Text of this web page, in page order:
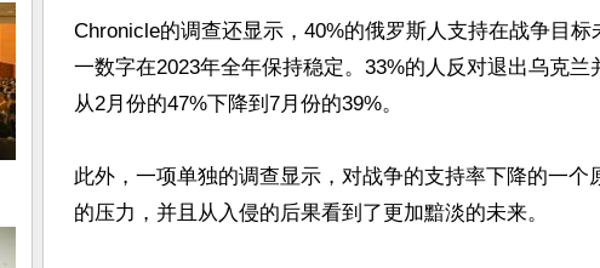
Chronicle的调查还显示，40%的俄罗斯人支持在战争目
一数字在2023年全年保持稳定。33%的人反对退出乌克
从2月份的47%下降到7月份的39%。
此外，一项单独的调查显示，对战争的支持率下降的一个
的压力，并且从入侵的后果看到了更加黯淡的未来。